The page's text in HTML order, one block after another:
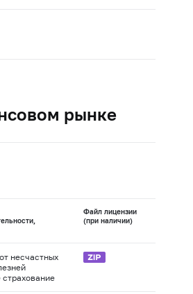
рынке
Файл лицензии
(при наличии)
несчастных